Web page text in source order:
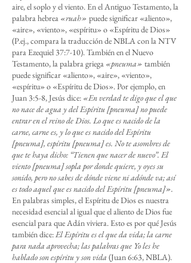
aire, el soplo y el viento. En el Antiguo Testamento, la
palabra hebrea «ruah» puede significar «aliento»,
«aire», «viento», «espíritu» o «Espíritu de Dios»
(P.ej., compara la traducción de NBLA con la NTV
para Ezequiel 37:7-10). También en el Nuevo
Testamento, la palabra griega «pneuma» también
puede significar «aliento», «aire», «viento»,
«espíritu» o «Espíritu de Dios». Por ejemplo, en
Juan 3:5-8, Jesús dice: «En verdad te digo que el que
no nace de agua y del Espíritu [pneuma] no puede
entrar en el reino de Dios. Lo que es nacido de la
carne, carne es, y lo que es nacido del Espíritu
[pneuma], espíritu [pneuma] es. No te asombres de
que te haya dicho: “Tienen que nacer de nuevo”. El
viento [pneuma] sopla por donde quiere, y oyes su
sonido, pero no sabes de dónde viene ni adónde va; así
es todo aquel que es nacido del Espíritu [pneuma]».
En palabras simples, el Espíritu de Dios es nuestra
necesidad esencial al igual que el aliento de Dios fue
esencial para que Adán viviera. Esto es por qué Jesús
también dice:El Espíritu es el que da vida; la carne
para nada aprovecha; las palabras que Yo les he
hablado son espíritu y son vida (Juan 6:63, NBLA).